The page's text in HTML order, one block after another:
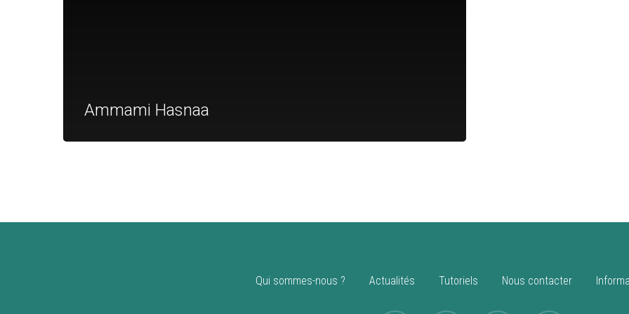
Ammami Hasnaa
Qui sommes-nous ? Actualités Tutoriels Nous contacter